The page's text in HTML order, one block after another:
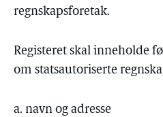
regnskapsforetak.
Registeret skal inneholde
om statsautoriserte
a. navn og adresse